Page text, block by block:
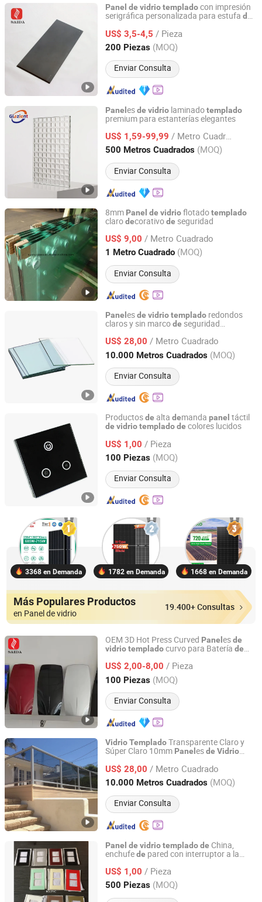
Panel de vidriotempladocon impresión
serigráfica personalizada para estufa de
US$ 3,5-4,5 / Pieza
200 Piezas (MOQ)
Enviar Consulta
DONGGUAN SAIDA GLASS CO.,LTD
Guangdong, China Desde 2018
Panelesde vidrio laminadotemplado
premium para estanterías elegantes
US$ 1,59-99,99 / Metro Cuadrado
500 Metros Cuadrados (MOQ)
Enviar Consulta
Tianjin Glazient Trading Co., Ltd
Tianjin, China Desde 2026
8mm Panel de vidrioflotadotemplado
clarodecorativode seguridad
US$ 9,00 / Metro Cuadrado
1 Metro Cuadrado (MOQ)
Enviar Consulta
Qingdao Sunny Glass Co., Ltd.
Shandong, China Desde 2015
Panel esde vidriotemplado redondos
claros y sin marcode seguridad
cortina
US$ 28,00 / Metro Cuadrado
10.000 Metros Cuadrados (MOQ)
Enviar Consulta
Fasec (Hangzhou) Window Wall Co., Ltd.
Zhejiang, China Desde 2023
Productosde alta demanda panel táctil
de vidriotempladode colores lucidos
US$ 1,00 / Pieza
100 Piezas (MOQ)
Enviar Consulta
Jiangmen Bolipai Glass Products Co., Ltd.
Guangdong, China Desde 2013
3368 en Demanda 1782 en Demanda 1668 en Demanda
Más Populares Productos
en Panel de vidrio
19.400+ Consultas
OEM 3D Hot Press Curved Panel esde
vidriotempladocurvo para Batería de
US$ 2,00-8,00 / Pieza
100 Piezas (MOQ)
Enviar Consulta
DONGGUAN SAIDA GLASS CO.,LTD
Guangdong, China Desde 2018
VidrioTempladoTransparente Claro y
Súper Claro 10mm Panel esde Vidrio
US$ 28,00 / Metro Cuadrado
10.000 Metros Cuadrados (MOQ)
Enviar Consulta
Fasec (Hangzhou) Window Wall Co., Ltd.
Zhejiang, China Desde 2023
Panel de vidriotempladode China,
enchufede pared con interruptor a la
US$ 1,00 / Pieza
500 Piezas (MOQ)
Jiangmen Bolipai Glass Products Co., Ltd.
Guangdong, China Desde 2013